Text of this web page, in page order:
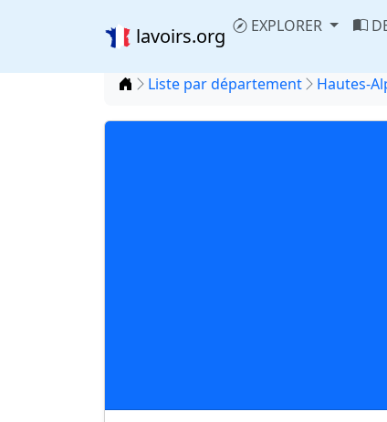
lavoirs.org EXPLORER
Accueil
Liste par département Hautes-